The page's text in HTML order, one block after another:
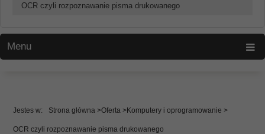
OCR czyli rozpoznawanie pisma drukowanego
Menu
Strona główna Oferta Komputery i oprogramowanie
OCR czyli rozpoznawanie pisma drukowanego